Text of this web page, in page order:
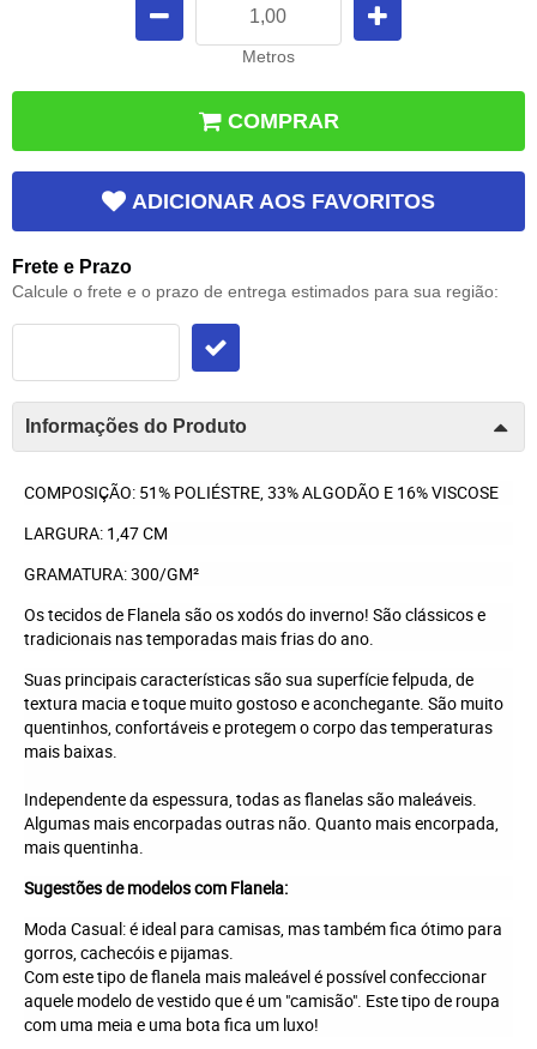
Metros
COMPRAR
ADICIONAR AOS FAVORITOS
Frete e Prazo
Calcule o frete e o prazo de entrega estimados para sua região:
Informações do Produto
COMPOSIÇÃO: 51% POLIÉSTRE, 33% ALGODÃO E 16% VISCOSE
LARGURA: 1,47 CM
GRAMATURA: 300/GM²
Os tecidos de Flanela são os xodós do inverno! São clássicos e
tradicionais nas temporadas mais frias do ano.
Suas principais características são sua superfície felpuda, de
textura macia e toque muito gostoso e aconchegante. São muito
quentinhos, confortáveis e protegem o corpo das temperaturas
mais baixas.
Independente da espessura, todas as flanelas são maleáveis.
Algumas mais encorpadas outras não. Quanto mais encorpada,
mais quentinha.
Sugestões de modelos com Flanela:
Moda Casual: é ideal para camisas, mas também fica ótimo para
gorros, cachecóis e pijamas.
Com este tipo de flanela mais maleável é possível confeccionar
aquele modelo de vestido que é um "camisão". Este tipo de roupa
com uma meia e uma bota fica um luxo!